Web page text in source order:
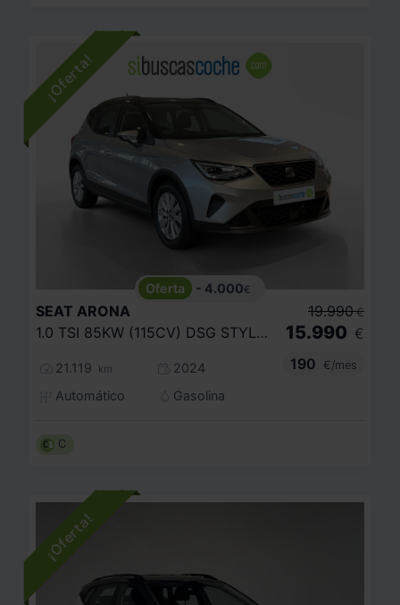
- 4.000€
SEAT ARONA
1.0 TSI 85KW (115CV) DSG STYLE XL
21.119 km
2024
Automático
Gasolina
19.990 €
15.990 €
190
€/mes
C